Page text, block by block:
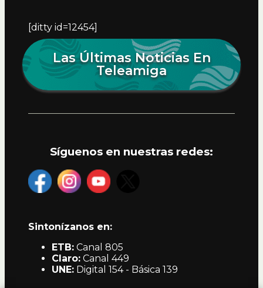
[ditty id=12454]
Las Últimas Noticias En
Teleamiga
Síguenos en nuestras redes:
Sintonízanos en:
ETB: Canal 805
Claro: Canal 449
UNE: Digital 154 - Básica 139